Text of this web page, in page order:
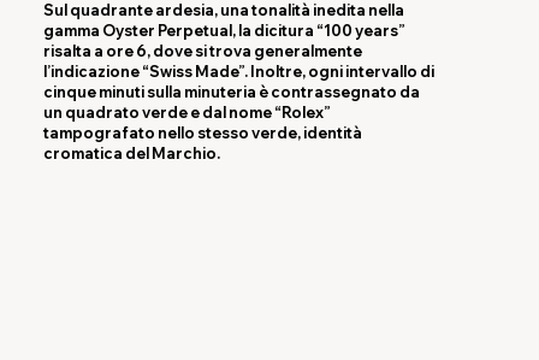
Sul quadrante ardesia, una tonalità inedita nella
gamma Oyster Perpetual, la dicitura “100 years”
risalta a ore 6, dove si trova generalmente
l’indicazione “Swiss Made”. Inoltre, ogni intervallo di
cinque minuti sulla minuteria è contrassegnato da
un quadrato verde e dal nome “Rolex”
tampografato nello stesso verde, identità
cromatica del Marchio.